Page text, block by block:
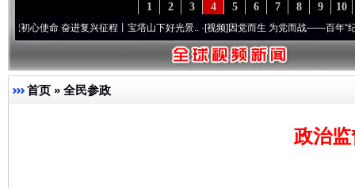
10
9
8
7
6
5
4
3
2
1
命 奋进复兴征程丨宝塔山下好光景..·[视频]因党而生 为党而战——百年“纪”事⑧加
首页 » 全民参政
政治